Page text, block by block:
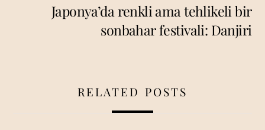
Japonya’da renkli ama tehlikeli bir
sonbahar festivali: Danjiri
RELATED POSTS